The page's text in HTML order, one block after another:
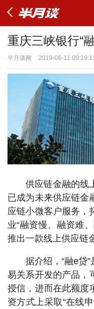
重庆三峡银行“
半月谈网 2019-06-11
供应链金融的线
已成为未来供应链金
应链小微客户服务，
业“融资慢、融资难
推出一款线上供应链
据介绍，“融e贷
易关系开发的产品，
授信，进而在此额度
资方式上采取“在线